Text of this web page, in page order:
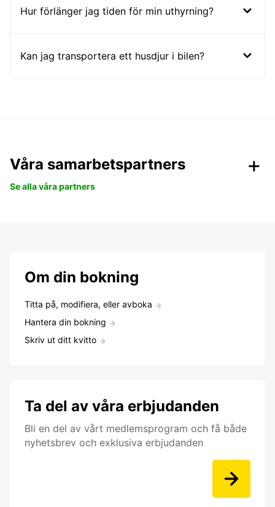
Hur förlänger jag tiden för min uthyrning?
Kan jag transportera ett husdjur i bilen?
Våra samarbetspartners
Se alla våra partners
Om din bokning
Titta på, modifiera, eller avboka
Hantera din bokning
Skriv ut ditt kvitto
Ta del av våra erbjudanden
Bli en del av vårt medlemsprogram och få både
nyhetsbrev och exklusiva erbjudanden